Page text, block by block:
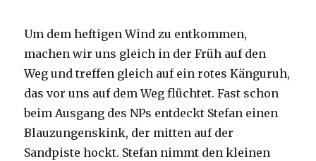
Um dem heftigen Wind zu entkommen,
machen wir uns gleich in der Früh auf den
Weg und treffen gleich auf ein rotes Känguruh,
das vor uns auf dem Weg flüchtet. Fast schon
beim Ausgang des NPs entdeckt Stefan einen
Blauzungenskink, der mitten auf der
Sandpiste hockt. Stefan nimmt den kleinen